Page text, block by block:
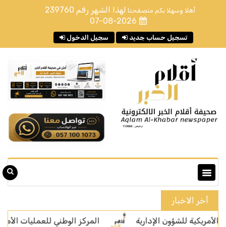
أهلا وسهلا بكم متصفحنا لهذا الشهر رقم 239760
07-08-2026
سجيل الدخول تسجيل حساب جديد
أخر الاخبار
للشؤون الإدارية المركز الوطني للعمليات الأمنية يتلقى (2,733,359) اتصالًا عبر رقم الطوارئ الموحد (911) خلال شهر يوليو من عام 2026